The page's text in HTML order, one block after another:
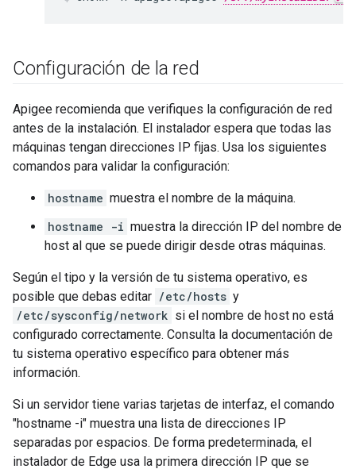
Configuración de la red
Apigee recomienda que verifiques la configuración de red
antes de la instalación. El instalador espera que todas las
máquinas tengan direcciones IP fijas. Usa los siguientes
comandos para validar la configuración:
hostname muestra el nombre de la máquina.
hostname -i muestra la dirección IP del nombre de
host al que se puede dirigir desde otras máquinas.
Según el tipo y la versión de tu sistema operativo, es
posible que debas editar /etc/hosts y
/etc/sysconfig/network si el nombre de host no está
configurado correctamente. Consulta la documentación de
tu sistema operativo específico para obtener más
información.
Si un servidor tiene varias tarjetas de interfaz, el comando
"hostname -i" muestra una lista de direcciones IP
separadas por espacios. De forma predeterminada, el
instalador de Edge usa la primera dirección IP que se